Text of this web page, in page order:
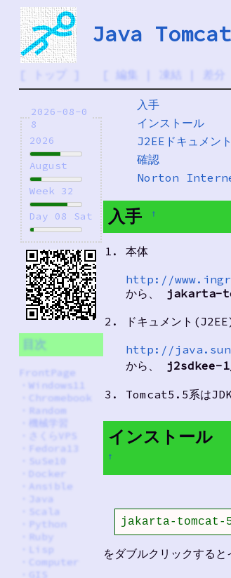
Java
トップ 編集 凍結 差分
2026-08-0
8
2026
August
Week 32
Day 08 Sat
目次
FrontPage
Windows11
Chromebook
Random
機械学習
さくらVPS
Fedora13
SuSe10
Docker
Ansible
Java
Scala
Python
Ruby
Lisp
Computer
GIS
入手
インストール
J2EEドキュメント
確認
Norton
入手 †
本体
http://
から、
jakarta-
ドキュメント
http://
から、
j2sdkee-
Tomcat5.5系は
インストール
†
jakarta-tomcat-
をダブルクリックすると